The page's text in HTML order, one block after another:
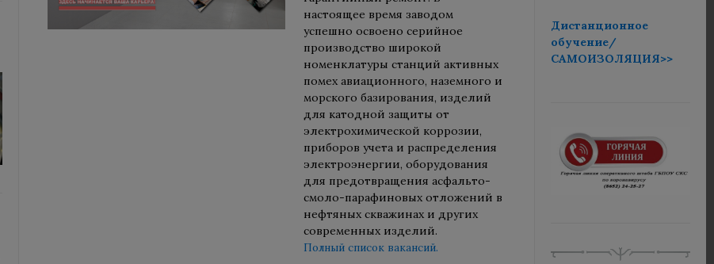
настоящее время заводом
успешно освоено серийное
производство широкой
номенклатуры станций активных
помех авиационного, наземного и
морского базирования, изделий
для катодной защиты от
электрохимической коррозии,
приборов учета и распределения
электроэнергии, оборудования
для предотвращения асфальто-
смоло-парафиновых отложений в
нефтяных скважинах и других
современных изделий.
Полный список вакансий.
Дистанционное
обучение/
САМОИЗОЛЯЦИЯ>>